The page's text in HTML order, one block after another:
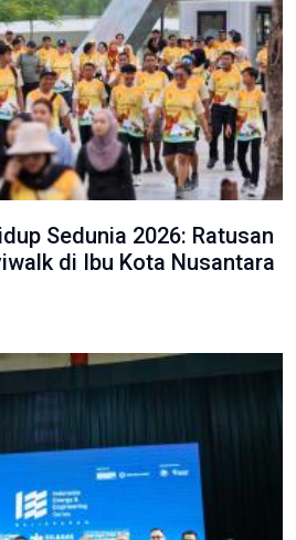
Sedunia 2026: Ratusan
di Ibu Kota Nusantara